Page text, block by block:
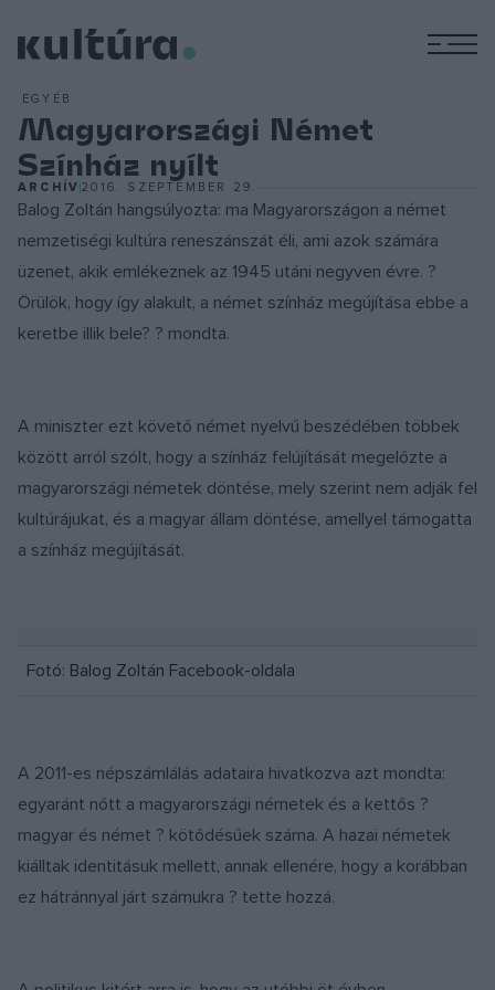
EGYÉB
Magyarországi Német
Színház nyílt
ARCHÍV2016. SZEPTEMBER 29.
Balog Zoltán hangsúlyozta: ma Magyarországon a német
nemzetiségi kultúra reneszánszát éli, ami azok számára
üzenet, akik emlékeznek az 1945 utáni negyven évre. ?
Örülök, hogy így alakult, a német színház megújítása ebbe a
keretbe illik bele? ? mondta.
A miniszter ezt követő német nyelvű beszédében többek
között arról szólt, hogy a színház felújítását megelőzte a
magyarországi németek döntése, mely szerint nem adják fel
kultúrájukat, és a magyar állam döntése, amellyel támogatta
a színház megújítását.
Fotó: Balog Zoltán Facebook-oldala
A 2011-es népszámlálás adataira hivatkozva azt mondta:
egyaránt nőtt a magyarországi németek és a kettős ?
magyar és német ? kötődésűek száma. A hazai németek
kiálltak identitásuk mellett, annak ellenére, hogy a korábban
ez hátránnyal járt számukra ? tette hozzá.